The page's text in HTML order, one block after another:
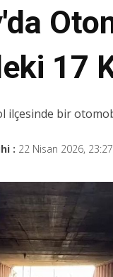
17
ilçesinde bir
: 22 Nisan 2026, 23:27